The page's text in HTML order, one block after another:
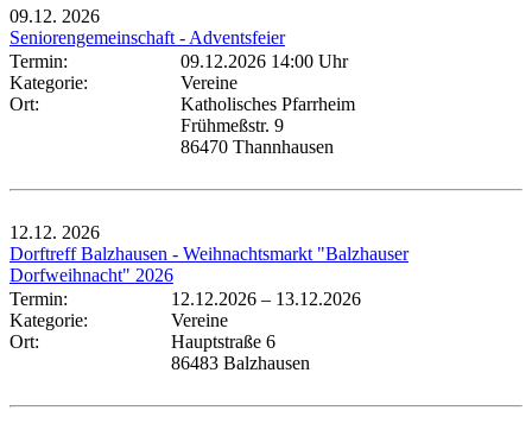
09.12. 2026
Seniorengemeinschaft - Adventsfeier
Termin:
09.12.2026 14:00 Uhr
Kategorie:
Vereine
Ort:
Katholisches Pfarrheim
Frühmeßstr. 9
86470 Thannhausen
12.12. 2026
Dorftreff Balzhausen - Weihnachtsmarkt "Balzhauser
Dorfweihnacht" 2026
Termin:
12.12.2026 – 13.12.2026
Kategorie:
Vereine
Ort:
Hauptstraße 6
86483 Balzhausen